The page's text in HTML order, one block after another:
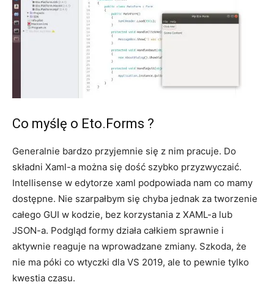
Co myślę o Eto.Forms ?
Generalnie bardzo przyjemnie się z nim pracuje. Do
składni Xaml-a można się dość szybko przyzwyczaić.
Intellisense w edytorze xaml podpowiada nam co mamy
dostępne. Nie szarpałbym się chyba jednak za tworzenie
całego GUI w kodzie, bez korzystania z XAML-a lub
JSON-a. Podgląd formy działa całkiem sprawnie i
aktywnie reaguje na wprowadzane zmiany. Szkoda, że
nie ma póki co wtyczki dla VS 2019, ale to pewnie tylko
kwestia czasu.